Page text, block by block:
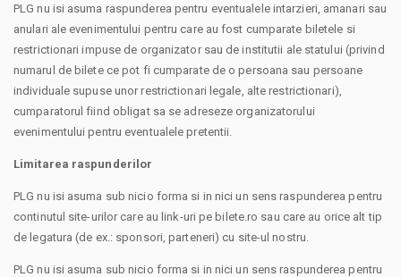
PLG nu isi asuma raspunderea pentru eventualele intarzieri, amanari sau
anulari ale evenimentului pentru care au fost cumparate biletele si
restrictionari impuse de organizator sau de institutii ale statului (privind
numarul de bilete ce pot fi cumparate de o persoana sau persoane
individuale supuse unor restrictionari legale, alte restrictionari),
cumparatorul fiind obligat sa se adreseze organizatorului
evenimentului pentru eventualele pretentii.
Limitarea raspunderilor
PLG nu isi asuma sub nicio forma si in nici un sens raspunderea pentru
continutul site-urilor care au link-uri pe bilete.ro sau care au orice alt tip
de legatura (de ex.: sponsori, parteneri) cu site-ul nostru.
PLG nu isi asuma sub nicio forma si in nici un sens raspunderea pentru